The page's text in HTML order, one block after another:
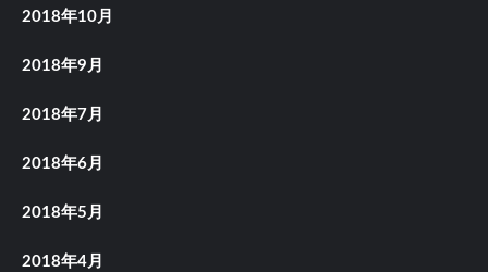
2018年10月
2018年9月
2018年7月
2018年6月
2018年5月
2018年4月